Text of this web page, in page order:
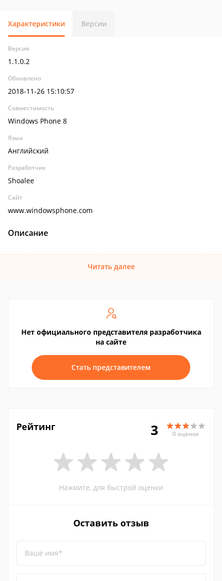
Характеристики Версии
Версия
1.1.0.2
Обновлено
2018-11-26 15:10:57
Совместимость
Windows Phone 8
Язык
Английский
Разработчик
Shoalee
Сайт
www.windowsphone.com
Описание
Читать далее
Нет официального представителя разработчика
на сайте
Стать представителем
Рейтинг 3 0 оценок
Нажмите, для быстрой оценки
Оставить отзыв
Ваше имя*